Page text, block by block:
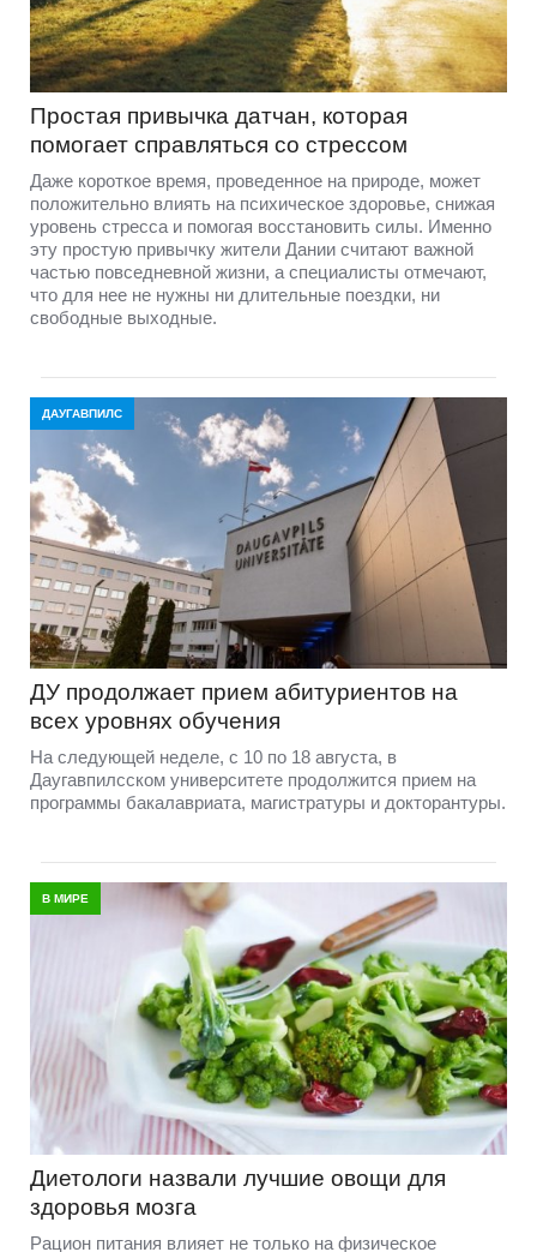
Простая привычка датчан, которая
помогает справляться со стрессом
Даже короткое время, проведенное на природе, может
положительно влиять на психическое здоровье, снижая
уровень стресса и помогая восстановить силы. Именно
эту простую привычку жители Дании считают важной
частью повседневной жизни, а специалисты отмечают,
что для нее не нужны ни длительные поездки, ни
свободные выходные.
ДАУГАВПИЛС
ДУ продолжает прием абитуриентов на
всех уровнях обучения
На следующей неделе, с 10 по 18 августа, в
Даугавпилсском университете продолжится прием на
программы бакалавриата, магистратуры и докторантуры.
В МИРЕ
Диетологи назвали лучшие овощи для
здоровья мозга
Рацион питания влияет не только на физическое